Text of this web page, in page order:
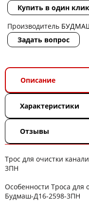
Купить в один клик
Производитель
Задать вопрос
Описание
Характеристики
Отзывы
Трос для очистки
3ПН
Особенности Троса для
Будмаш-Д16-2598-3ПН